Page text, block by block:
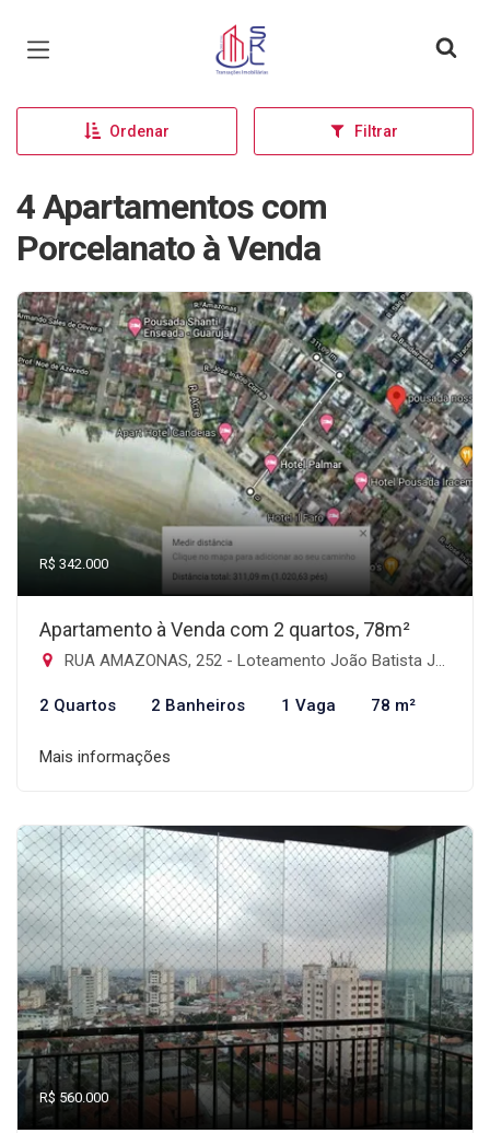
Página inicial
Ordenar Filtrar
4 Apartamentos com
Porcelanato à Venda
R$ 342.000
Apartamento à Venda com 2 quartos, 78m²
RUA AMAZONAS, 252 - Loteamento João Batista Julião, Guarujá-SP
2 Quartos 2 Banheiros 1 Vaga 78 m²
Mais informações
R$ 560.000